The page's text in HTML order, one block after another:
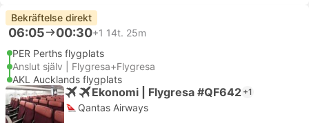
Bekräftelse direkt
06:05 00:30+1 14t. 25m
PER Perths flygplats
Anslut själv | Flygresa+Flygresa
AKL Aucklands flygplats
Ekonomi | Flygresa #QF642 +1
Qantas Airways